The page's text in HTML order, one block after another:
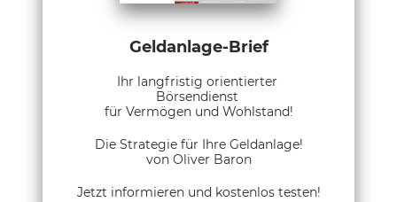
Geldanlage-Brief
Ihr langfristig orientierter
Börsendienst
für Vermögen und Wohlstand!
Die Strategie für Ihre Geldanlage!
von Oliver Baron
Jetzt informieren und kostenlos testen!